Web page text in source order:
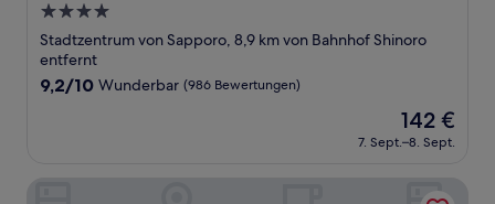
4.0-
Sterne-
Unterkunft
Stadtzentrum von Sapporo, 8,9 km von Bahnhof Shinoro
entfernt
9.2
Bewertungen)
9,2/10 Wunderbar (986 Bewertungen)
Der
Preis
beträgt
142 €
7. Sept.–8. Sept.